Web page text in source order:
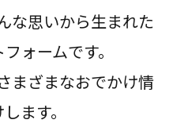
な思いから生まれた
ォームです。
まざまなおでかけ情
ます。